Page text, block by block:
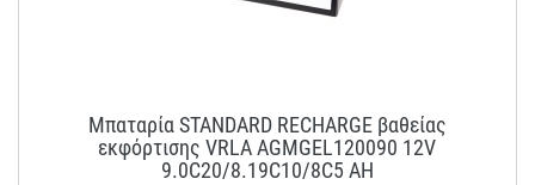
Μπαταρία STANDARD RECHARGE βαθείας
εκφόρτισης VRLA AGMGEL120090 12V
9.0C20/8.19C10/8C5 AH